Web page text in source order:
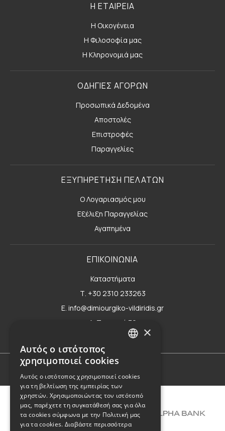
Η ΕΤΑΙΡΕΙΑ
Η Οικογένεια
Η Φιλοσοφία μας
Η Κληρονομιά μας
ΟΔΗΓΙΕΣ ΑΓΟΡΩΝ
Προσωπικά Δεδομένα
Αποστολές
Επιστροφές
Παραγγελίες
ΕΞΥΠΗΡΕΤΗΣΗ ΠΕΛΑΤΩΝ
Ο Λογαριασμός μου
Εξέλιξη Παραγγελίας
Αγαπημένα
ΕΠΙΚΟΙΝΩΝΙΑ
Καταστήματα
Τ. +30 2310 233263
E. info@dimiourgiko-vildiridis.gr
Δ. Τσιμισκή 70
Φόρμα επικοινωνίας×
Αυτός ο ιστότοπος
χρησιμοποιεί cookies
Αυτός ο ιστότοπος χρησιμοποιεί cookies
για τη βελτίωση της εμπειρίας των
χρηστών. Χρησιμοποιώντας τον ιστότοπό
μας, παρέχετε τη συγκατάθεσή σας για όλα
τα cookies σύμφωνα με την Πολιτική μας
για τα cookies. Διαβάστε περισσότερα